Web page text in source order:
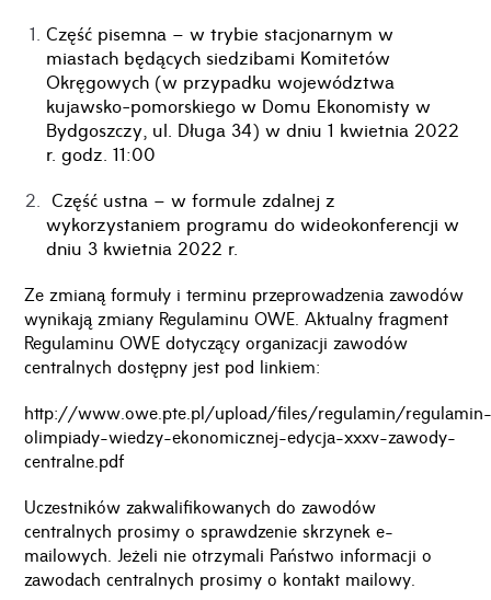
Część pisemna – w trybie stacjonarnym w
miastach będących siedzibami Komitetów
Okręgowych (w przypadku województwa
kujawsko-pomorskiego w Domu Ekonomisty w
Bydgoszczy, ul. Długa 34) w dniu 1 kwietnia 2022
r. godz. 11:00
Część ustna – w formule zdalnej z
wykorzystaniem programu do wideokonferencji w
dniu 3 kwietnia 2022 r.
Ze zmianą formuły i terminu przeprowadzenia zawodów
wynikają zmiany Regulaminu OWE. Aktualny fragment
Regulaminu OWE dotyczący organizacji zawodów
centralnych dostępny jest pod linkiem:
http://www.owe.pte.pl/upload/files/regulamin/
olimpiady-wiedzy-ekonomicznej-edycja-xxxv-zawody-
centralne.pdf
Uczestników zakwalifikowanych do zawodów
centralnych prosimy o sprawdzenie skrzynek e-
mailowych. Jeżeli nie otrzymali Państwo informacji o
zawodach centralnych prosimy o kontakt mailowy.